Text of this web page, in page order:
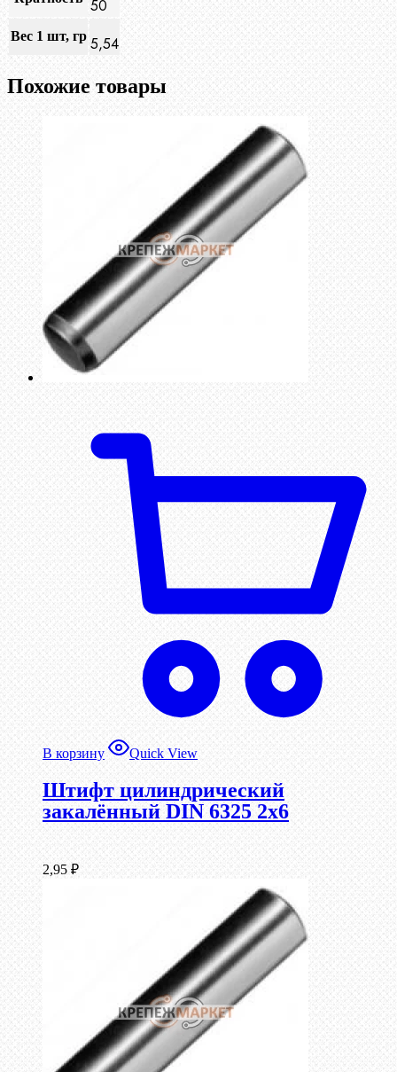
50
Вес 1 шт, гр 5,54
Похожие товары
В корзину Quick View
Штифт цилиндрический
закалённый DIN 6325 2х6
2,95 ₽